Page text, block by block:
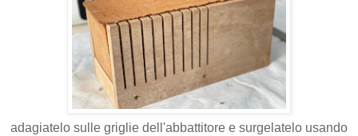
adagiatelo sulle griglie dell'abbattitore e surgelatelo usando